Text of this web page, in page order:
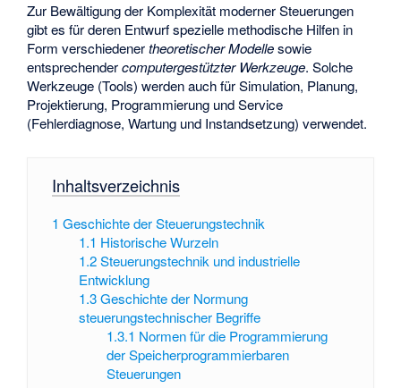
Zur Bewältigung der Komplexität moderner Steuerungen
gibt es für deren Entwurf spezielle methodische Hilfen in
Form verschiedenertheoretischer Modellesowie
entsprechendercomputergestützter Werkzeuge. Solche
Werkzeuge (Tools) werden auch für Simulation, Planung,
Projektierung, Programmierung und Service
(Fehlerdiagnose, Wartung und Instandsetzung) verwendet.
Inhaltsverzeichnis
1 Geschichte der Steuerungstechnik
1.1 Historische Wurzeln
1.2 Steuerungstechnik und industrielle
Entwicklung
1.3 Geschichte der Normung
steuerungstechnischer Begriffe
1.3.1 Normen für die Programmierung
der Speicherprogrammierbaren
Steuerungen